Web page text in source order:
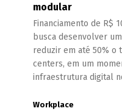
modular
Financiamento de R$
busca desenvolver
reduzir em até 50% o
centers, em um
infraestrutura digital
Workplace